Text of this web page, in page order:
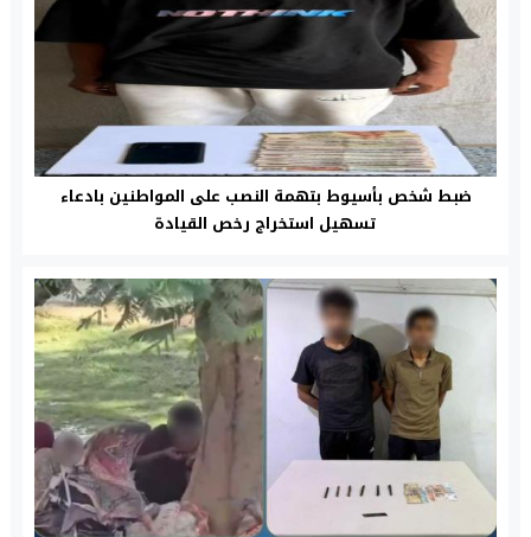
ضبط شخص بأسيوط بتهمة النصب على المواطنين بادعاء
تسهيل استخراج رخص القيادة